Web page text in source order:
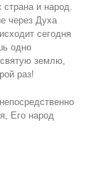
и народ.
через Духа
сегодня
одно
землю,
раз!
Его народ